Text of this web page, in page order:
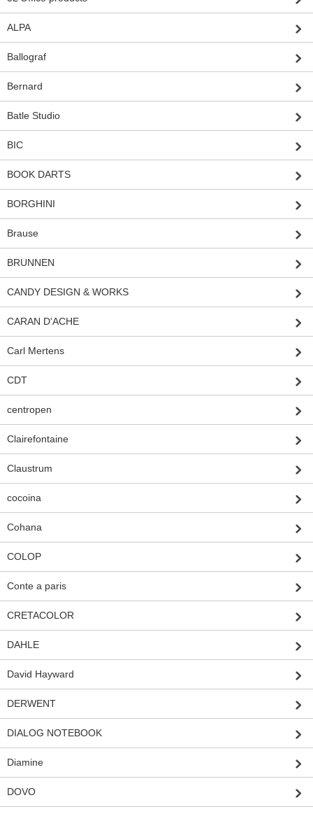
ALPA
Ballograf
Bernard
Batle Studio
BIC
BOOK DARTS
BORGHINI
Brause
BRUNNEN
CANDY DESIGN & WORKS
CARAN D'ACHE
Carl Mertens
CDT
centropen
Clairefontaine
Claustrum
cocoina
Cohana
COLOP
Conte a paris
CRETACOLOR
DAHLE
David Hayward
DERWENT
DIALOG NOTEBOOK
Diamine
DOVO